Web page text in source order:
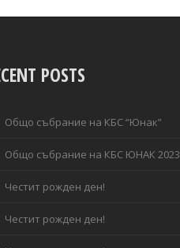
POSTS
Общо събрание на КБС “Юнак”
Общо събрание на КБС ЮНАК 2023
Честит рожден ден!
Честит рожден ден!